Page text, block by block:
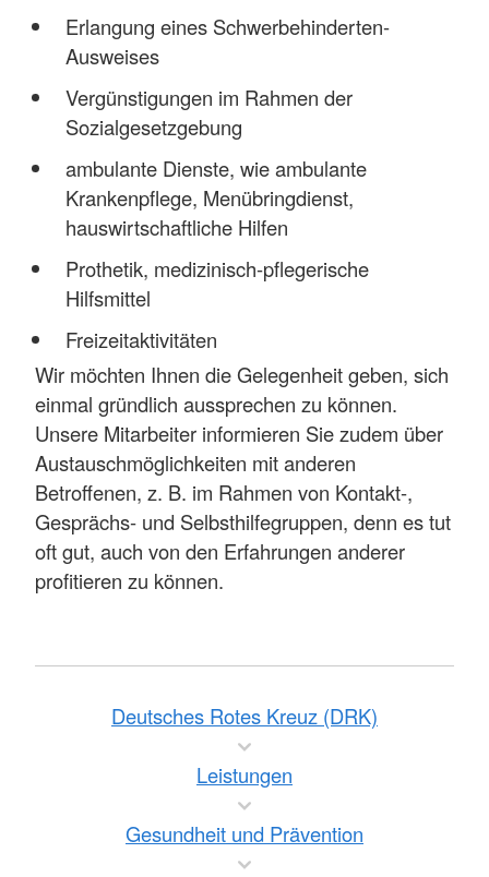
Erlangung eines Schwerbehinderten-
Ausweises
Vergünstigungen im Rahmen der
Sozialgesetzgebung
ambulante Dienste, wie ambulante
Krankenpflege, Menübringdienst,
hauswirtschaftliche Hilfen
Prothetik, medizinisch-pflegerische
Hilfsmittel
Freizeitaktivitäten
Wir möchten Ihnen die Gelegenheit geben, sich
einmal gründlich aussprechen zu können.
Unsere Mitarbeiter informieren Sie zudem über
Austauschmöglichkeiten mit anderen
Betroffenen, z. B. im Rahmen von Kontakt-,
Gesprächs- und Selbsthilfegruppen, denn es tut
oft gut, auch von den Erfahrungen anderer
profitieren zu können.
Deutsches Rotes Kreuz (DRK)
Leistungen
Gesundheit und Prävention